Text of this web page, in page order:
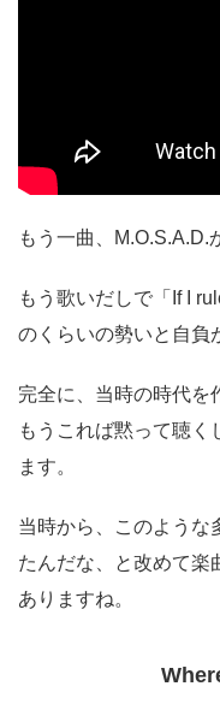
もう一曲、M.O.S.A.D.
もう歌いだしで「If I
のくらいの勢いと自負
完全に、当時の時代を
もうこれば黙って聴く
ます。
当時から、このような
たんだな、と改めて楽
ありますね。